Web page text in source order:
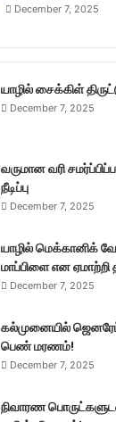
December 7, 2025
யாழில் சைக்கிள்
December 7, 2025
வருமான வரி
நீடிப்பு
December 7, 2025
யாழில் மெக்கானிக்
மாப்பிளை என ஏமாற்றி
December 7, 2025
கல்முனையில்
பெண் மரணம்!
December 7, 2025
நிவாரண